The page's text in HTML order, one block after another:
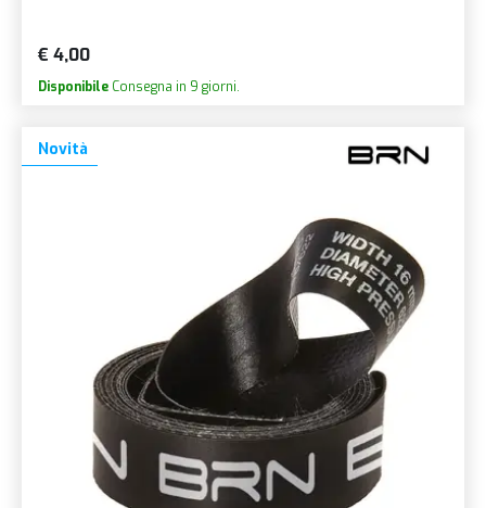
€ 4,00
Disponibile Consegna in 9 giorni.
Novità